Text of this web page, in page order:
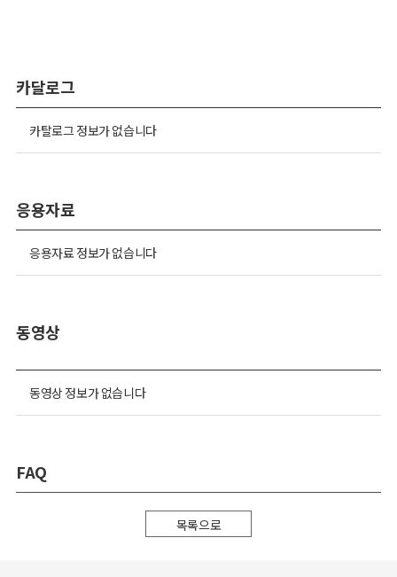
카달로그
카탈로그 정보가 없습니다
응용자료
응용자료 정보가 없습니다
동영상
동영상 정보가 없습니다
FAQ
목록으로